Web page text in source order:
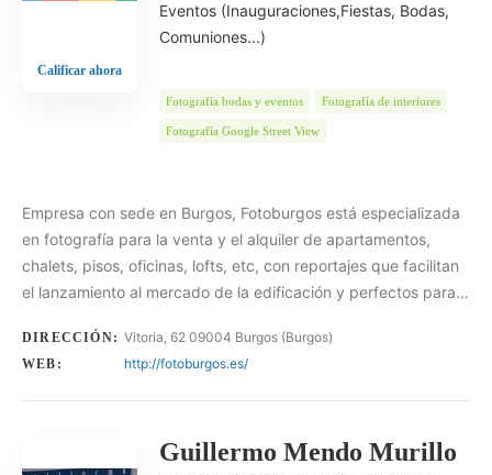
Calificar ahora
Eventos (inauguraciones,fiestas, Bodas,
Comuniones...)
Fotografía bodas y eventos Fotografía de interiores
Fotografía Google Street View
Empresa con sede en Burgos, Fotoburgos está especializada
en fotografía para la venta y el alquiler de apartamentos,
chalets, pisos, oficinas, lofts, etc, con reportajes que facilitan
el lanzamiento al mercado de la edificación y perfectos para…
DIRECCIÓN: Vitoria, 62 09004 Burgos (Burgos)
WEB: http://fotoburgos.es/
Guillermo Mendo Murillo